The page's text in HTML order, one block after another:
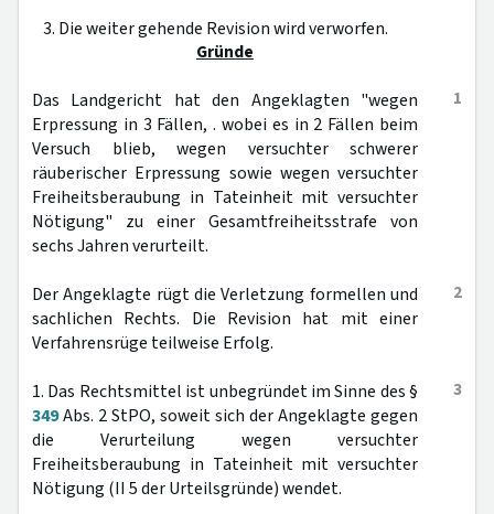
3. Die weiter gehende Revision wird verworfen.
Gründe
1
Das Landgericht hat den Angeklagten "wegen
Erpressung in 3 Fällen, . wobei es in 2 Fällen beim
Versuch blieb, wegen versuchter schwerer
räuberischer Erpressung sowie wegen versuchter
Freiheitsberaubung in Tateinheit mit versuchter
Nötigung" zu einer Gesamtfreiheitsstrafe von
sechs Jahren verurteilt.
2
Der Angeklagte rügt die Verletzung formellen und
sachlichen Rechts. Die Revision hat mit einer
Verfahrensrüge teilweise Erfolg.
3
1. Das Rechtsmittel ist unbegründet im Sinne des §
349Abs. 2 StPO, soweit sich der Angeklagte gegen
die Verurteilung wegen versuchter
Freiheitsberaubung in Tateinheit mit versuchter
Nötigung (II 5 der Urteilsgründe) wendet.